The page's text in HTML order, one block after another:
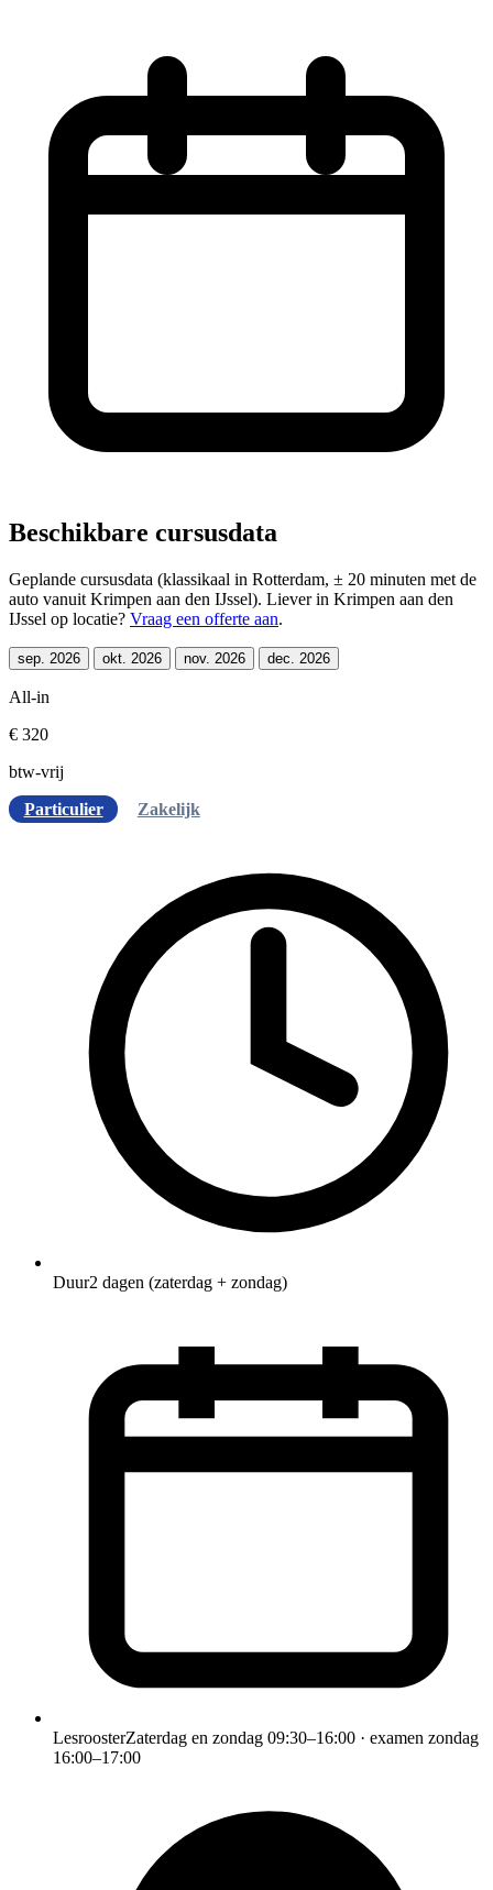
Beschikbare cursusdata
Geplande cursusdata (klassikaal in Rotterdam, ± 20 minuten met de
auto vanuit Krimpen aan den IJssel). Liever in Krimpen aan den
IJssel op locatie? Vraag een offerte aan.
sep. 2026 okt. 2026 nov. 2026 dec. 2026
All-in
€ 320
btw-vrij
Particulier
Zakelijk
Duur2 dagen (zaterdag + zondag)
LesroosterZaterdag en zondag 09:30–16:00 · examen zondag
16:00–17:00